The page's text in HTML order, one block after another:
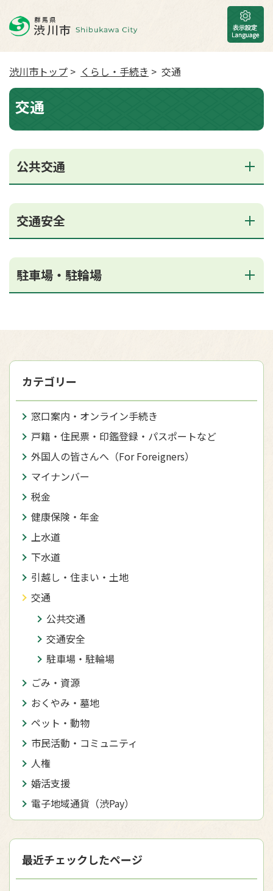
渋川市トップ > くらし・手続き > 交通
交通
公共交通
交通安全
駐車場・駐輪場
カテゴリー
窓口案内・オンライン手続き
戸籍・住民票・印鑑登録・パスポートなど
外国人の皆さんへ（For Foreigners）
マイナンバー
税金
健康保険・年金
上水道
下水道
引越し・住まい・土地
交通
公共交通
交通安全
駐車場・駐輪場
ごみ・資源
おくやみ・墓地
ペット・動物
市民活動・コミュニティ
人権
婚活支援
電子地域通貨（渋Pay）
最近チェックしたページ